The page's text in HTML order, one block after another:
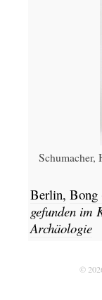
Berlin, Bong
gefunden im
Archäologie
©